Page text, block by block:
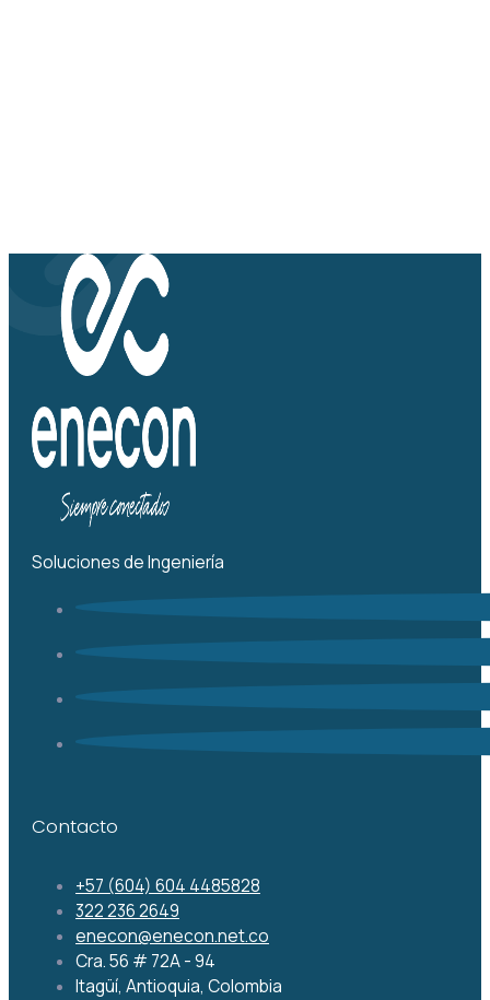
Soluciones de Ingeniería
Contacto
+57 (604) 604 4485828
322 236 2649
enecon@enecon.net.co
Cra. 56 # 72A - 94
Itagüí, Antioquia, Colombia